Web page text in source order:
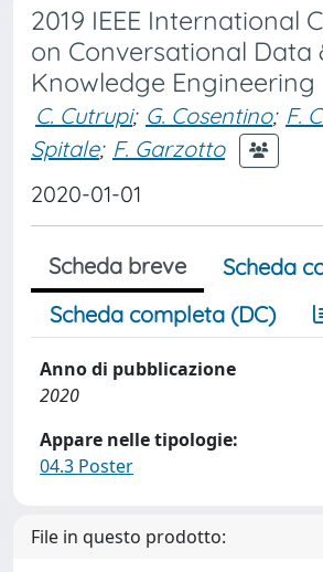
2019 IEEE International
on Conversational Data
Knowledge Engineering
C. Cutrupi; G. Cosentino; F.
Spitale; F. Garzotto
2020-01-01
Scheda breve
Scheda
Scheda completa (DC)
Anno di pubblicazione
2020
Appare nelle tipologie:
04.3 Poster
File in questo prodotto: